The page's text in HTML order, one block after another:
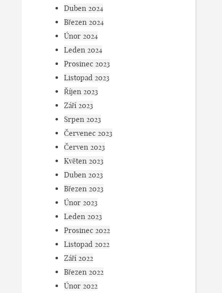
Duben 2024
Březen 2024
Únor 2024
Leden 2024
Prosinec 2023
Listopad 2023
Říjen 2023
Září 2023
Srpen 2023
Červenec 2023
Červen 2023
Květen 2023
Duben 2023
Březen 2023
Únor 2023
Leden 2023
Prosinec 2022
Listopad 2022
Září 2022
Březen 2022
Únor 2022